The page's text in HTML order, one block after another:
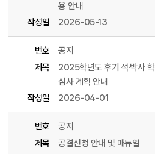
용 안내
작성일
2026-05-13
번호
공지
제목
2025학년도 후기 석·박사
심사 계획 안내
작성일
2026-04-01
번호
공지
제목
공결신청 안내 및 매뉴얼